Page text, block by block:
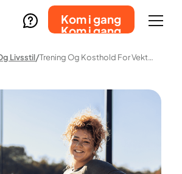
Kom i gang
Kom i gang
Livsstil Trening Og Kosthold For Vektnedgang – En Guide Til Sunn Vektreduksjon